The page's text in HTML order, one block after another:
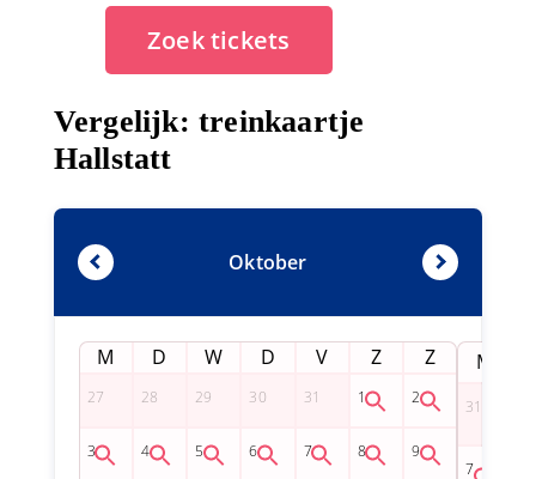
Zoek tickets
Vergelijk: treinkaartje
Hallstatt
Oktober
M D W D V Z Z M